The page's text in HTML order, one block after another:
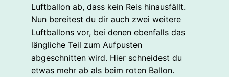
Luftballon ab, dass kein Reis hinausfällt.
Nun bereitest du dir auch zwei weitere
Luftballons vor, bei denen ebenfalls das
längliche Teil zum Aufpusten
abgeschnitten wird. Hier schneidest du
etwas mehr ab als beim roten Ballon.